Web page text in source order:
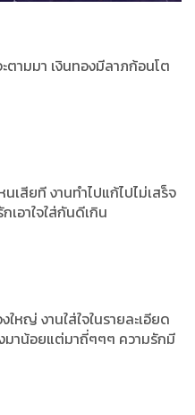
ตามมา เงินทองมีลาภก้อนโต
นเสียที งานทำไปแก้ไปไม่เสร็จ
เอาใจใส่กันดีเกิน
หญ่ งานใส่ใจในรายละเอียด
มาน้อยแต่มาถี่ๆๆๆ ความรักมี